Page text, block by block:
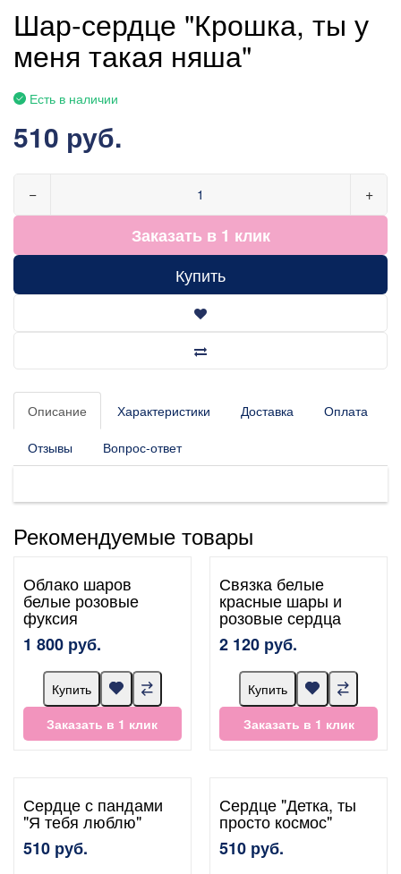
Шар-сердце "Крошка, ты у
меня такая няша"
Есть в наличии
510 руб.
− +
Заказать в 1 клик
Купить
Описание Характеристики Доставка Оплата
Отзывы Вопрос-ответ
Рекомендуемые товары
Облако шаров
белые розовые
фуксия
1 800 руб.
Купить
Заказать в 1 клик
Связка белые
красные шары и
розовые сердца
2 120 руб.
Купить
Заказать в 1 клик
Сердце с пандами
"Я тебя люблю"
510 руб.
Сердце "Детка, ты
просто космос"
510 руб.